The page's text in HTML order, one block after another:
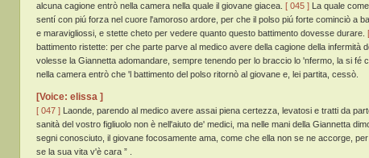
alcuna cagione entrò nella camera nella quale il giovane giacea. [ 045 ] La quale
sentí con piú forza nel cuore l'amoroso ardore, per che il polso piú forte cominciò a
e maravigliossi, e stette cheto per vedere quanto questo battimento dovesse durare.
battimento ristette: per che parte parve al medico avere della cagione della infermità
volesse la Giannetta adomandare, sempre tenendo per lo braccio lo 'nfermo, la si fé
nella camera entrò che 'l battimento del polso ritornò al giovane e, lei partita, cessò.
[Voice: elissa ]
[ 047 ] Laonde, parendo al medico avere assai piena certezza, levatosi e tratti da
sanità del vostro figliuolo non è nell'aiuto de' medici, ma nelle mani della Giannetta
segni conosciuto, il giovane focosamente ama, come che ella non se ne accorge,
se la sua vita v'è cara ” .